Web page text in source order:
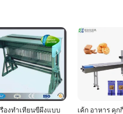
การผลิตและการแปรรูป โดย
ครื่องจักรใหม่สามารถผสาน
การที่มีอยู่ได้อย่างไร ซอว์เยอ
การเพิ่มประสิทธิภาพและ
นการผลิตให้มีประสิทธิภาพ
องทำเทียนขี้ผึ้งแบบ
เค้ก อาหาร คุก